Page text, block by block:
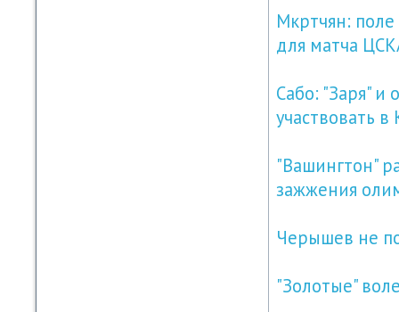
Мкртчян:
для матча
Сабо: "Заря" и
участвовать в
"Вашингтон"
зажжения
Черышев не
"Золотые"